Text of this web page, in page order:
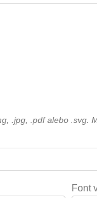
.jpg, .pdf alebo .svg.
Font